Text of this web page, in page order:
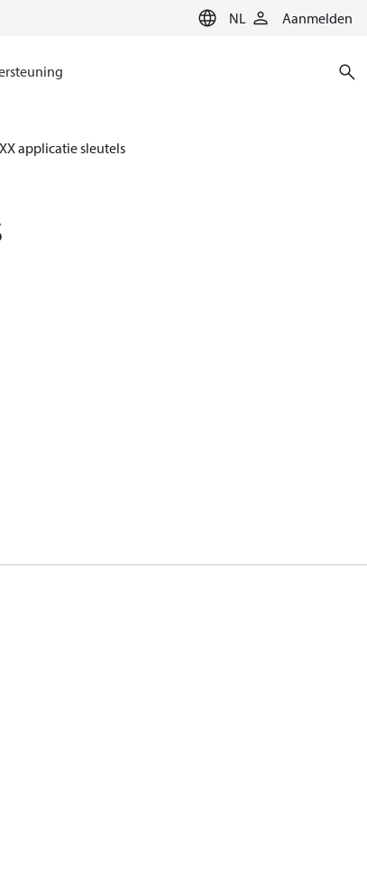
NL Aanmelden
applicatie sleutels